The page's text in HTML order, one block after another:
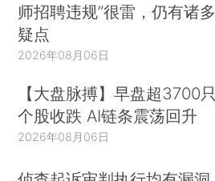
师招聘违规”很雷，仍有诸多
疑点
2026年08月06日
【大盘脉搏】早盘超3700只
个股收跌 AI链条震荡回升
2026年08月06日